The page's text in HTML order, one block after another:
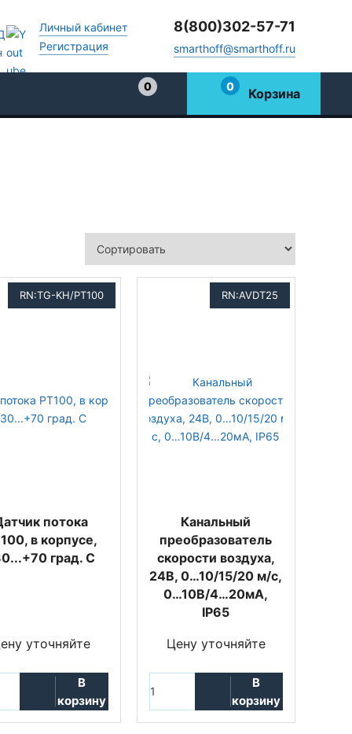
Личный кабинет
Регистрация
8(800)302-57-71
smarthoff@smarthoff.ru
0
0 Корзина
RN:TG-KH/PT100
потока
в корпусе,
град. C
уточняйте
В
корзину
RN:AVDT25
Канальный
преобразователь
скорости воздуха,
24В, 0…10/15/20 м/с,
0…10В/4…20мА,
IP65
Цену уточняйте
В
корзину